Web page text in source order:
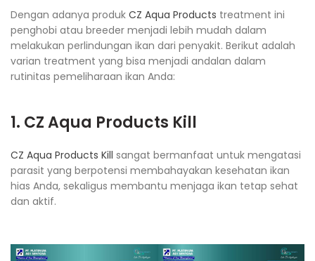
Dengan adanya produk CZ Aqua Products treatment ini
penghobi atau breeder menjadi lebih mudah dalam
melakukan perlindungan ikan dari penyakit. Berikut adalah
varian treatment yang bisa menjadi andalan dalam
rutinitas pemeliharaan ikan Anda:
1. CZ Aqua Products Kill
CZ Aqua Products Kill sangat bermanfaat untuk mengatasi
parasit yang berpotensi membahayakan kesehatan ikan
hias Anda, sekaligus membantu menjaga ikan tetap sehat
dan aktif.